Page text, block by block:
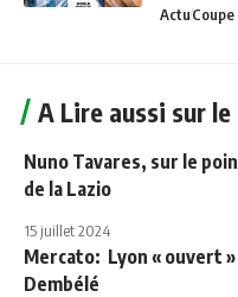
Actu
A Lire aussi sur
Nuno Tavares, sur le
de la Lazio
15 juillet 2024
Mercato: Lyon « ouvert
Dembélé